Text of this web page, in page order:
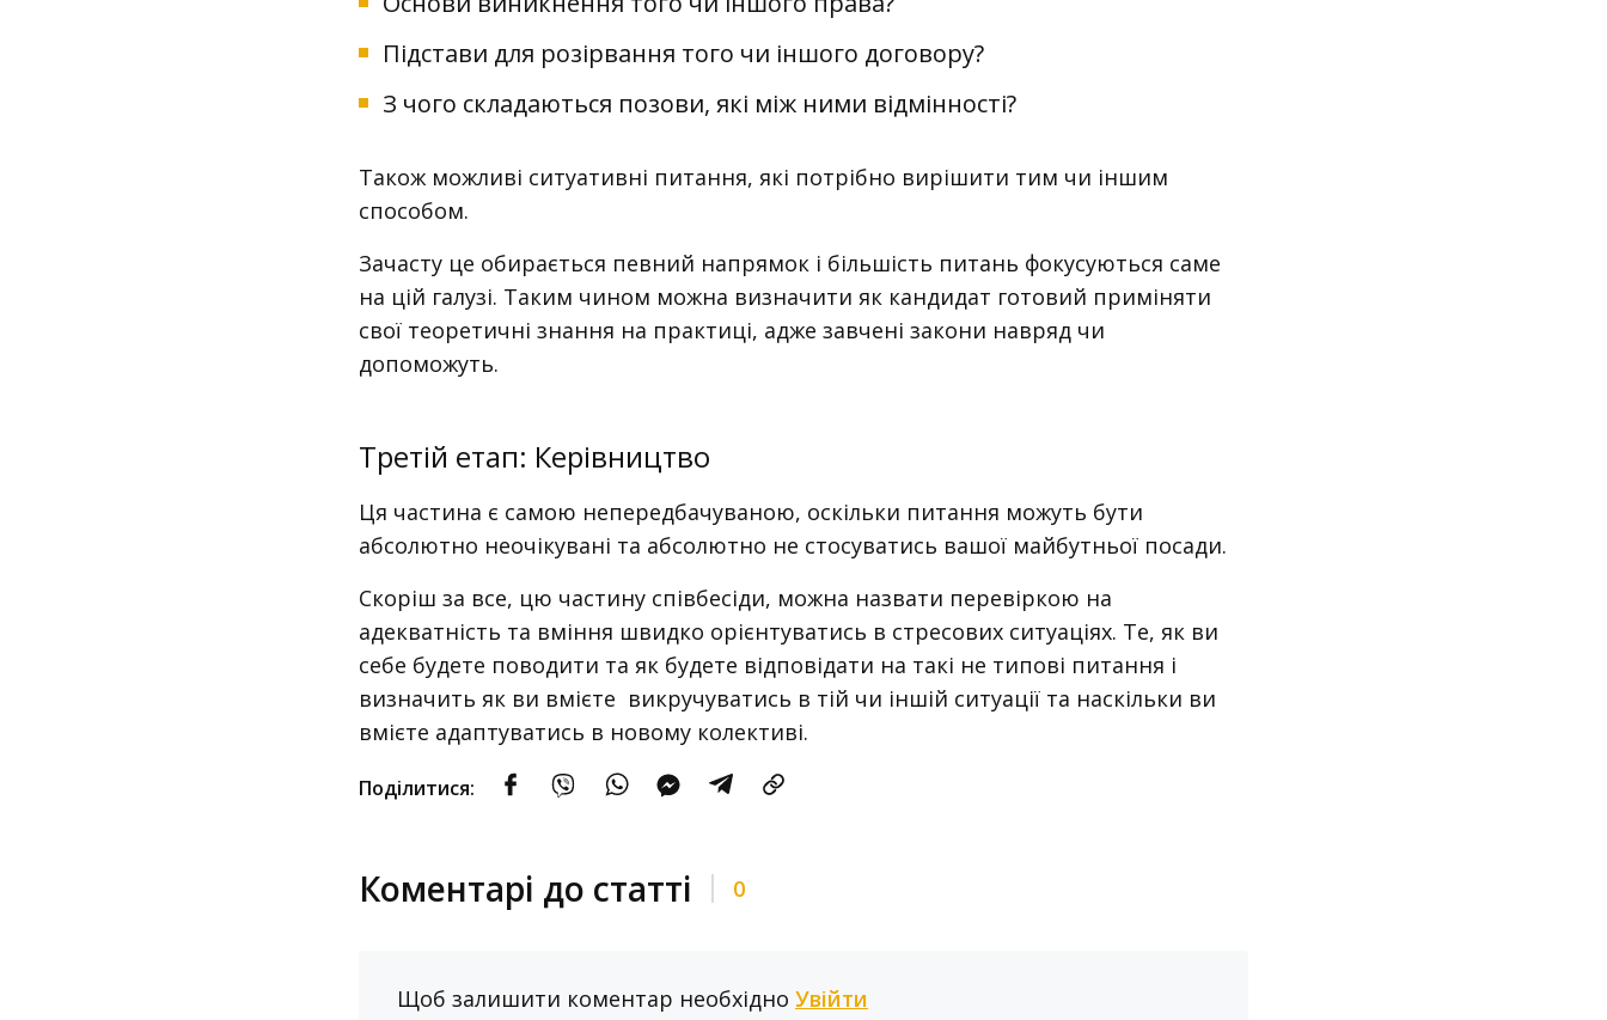
Підстави для розірвання того чи іншого договору?
З чого складаються позови, які між ними відмінності?
Також можливі ситуативні питання, які потрібно вирішити тим чи іншим
способом.
Зачасту це обирається певний напрямок і більшість питань фокусуються саме
на цій галузі. Таким чином можна визначити як кандидат готовий приміняти
свої теоретичні знання на практиці, адже завчені закони навряд чи
допоможуть.
Третій етап: Керівництво
Ця частина є самою непередбачуваною, оскільки питання можуть бути
абсолютно неочікувані та абсолютно не стосуватись вашої майбутньої посади.
Скоріш за все, цю частину співбесіди, можна назвати перевіркою на
адекватність та вміння швидко орієнтуватись в стресових ситуаціях. Те, як ви
себе будете поводити та як будете відповідати на такі не типові питання і
визначить як ви вмієте викручуватись в тій чи іншій ситуації та наскільки ви
вмієте адаптуватись в новому колективі.
Поділитися:
Коментарі до статті 0
Щоб залишити коментар необхідно Увійти